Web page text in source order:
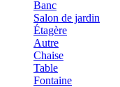
Banc
Salon de jardin
Étagère
Autre
Chaise
Table
Fontaine